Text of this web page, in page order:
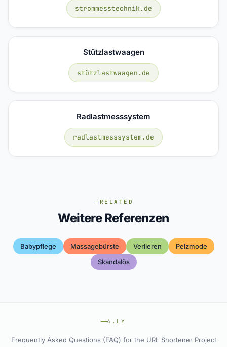
strommesstechnik.de
Stützlastwaagen
stützlastwaagen.de
Radlastmesssystem
radlastmesssystem.de
RELATED
Weitere Referenzen
Babypflege Massagebürste Verlieren
Pelzmode
Skandalös
4.LY
Frequently Asked Questions (FAQ) for the URL Shortener Project